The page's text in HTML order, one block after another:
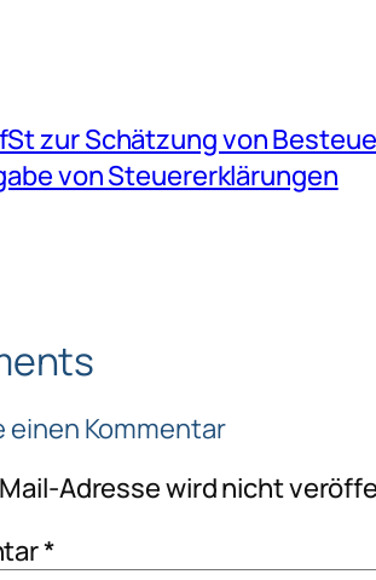
zur Schätzung von
von Steuererklärungen
einen Kommentar
Adresse wird nicht
*